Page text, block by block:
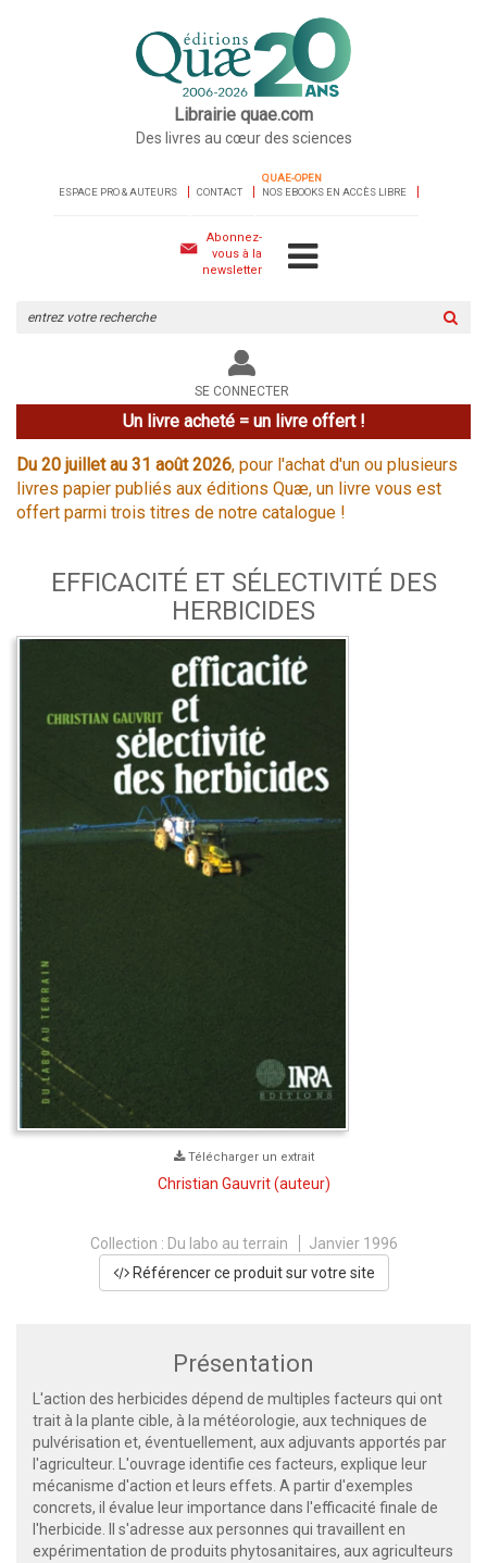
Librairie quae.com
Des livres au cœur des sciences
ESPACE PRO & AUTEURS CONTACT
QUAE-OPEN
NOS EBOOKS EN ACCÈS LIBRE
Abonnez-
vous à la
newsletter
le
site
SE CONNECTER
Un livre acheté = un livre offert !
Du 20 juillet au 31 août 2026, pour l'achat d'un ou plusieurs
livres papier publiés aux éditions Quæ, un livre vous est
offert parmi trois titres de notre catalogue !
EFFICACITÉ ET SÉLECTIVITÉ DES
HERBICIDES
Télécharger un extrait
Christian Gauvrit(auteur)
Collection : Du labo au terrain
Janvier 1996
Référencer ce produit sur votre site
Présentation
L'action des herbicides dépend de multiples facteurs qui ont
trait à la plante cible, à la météorologie, aux techniques de
pulvérisation et, éventuellement, aux adjuvants apportés par
l'agriculteur. L'ouvrage identifie ces facteurs, explique leur
mécanisme d'action et leurs effets. A partir d'exemples
concrets, il évalue leur importance dans l'efficacité finale de
l'herbicide. Il s'adresse aux personnes qui travaillent en
expérimentation de produits phytosanitaires, aux agriculteurs